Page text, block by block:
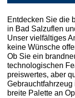
Entdecken Sie die
in Bad Salzuflen
Unser vielfältiges
keine Wünsche
Ob Sie ein
technologischen
preiswertes, aber
breite Palette an